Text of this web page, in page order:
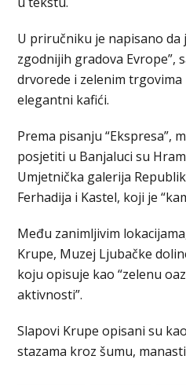
U priručniku je napisano da
zgodnijih gradova Evrope”,
drvorede i zelenim trgovima
elegantni kafići.
Prema pisanju “Ekspresa”,
posjetiti u Banjaluci su
Umjetnička galerija
Ferhadija i Kastel, koji je
Među zanimljivim
Krupe, Muzej Ljubačke
koju opisuje kao “zelenu
aktivnosti”.
Slapovi Krupe opisani su
stazama kroz šumu,